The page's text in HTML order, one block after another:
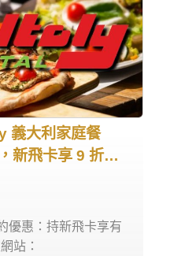
義大利家庭餐
新飛卡享 9 折優
商店
優惠：持新飛卡享有
站：